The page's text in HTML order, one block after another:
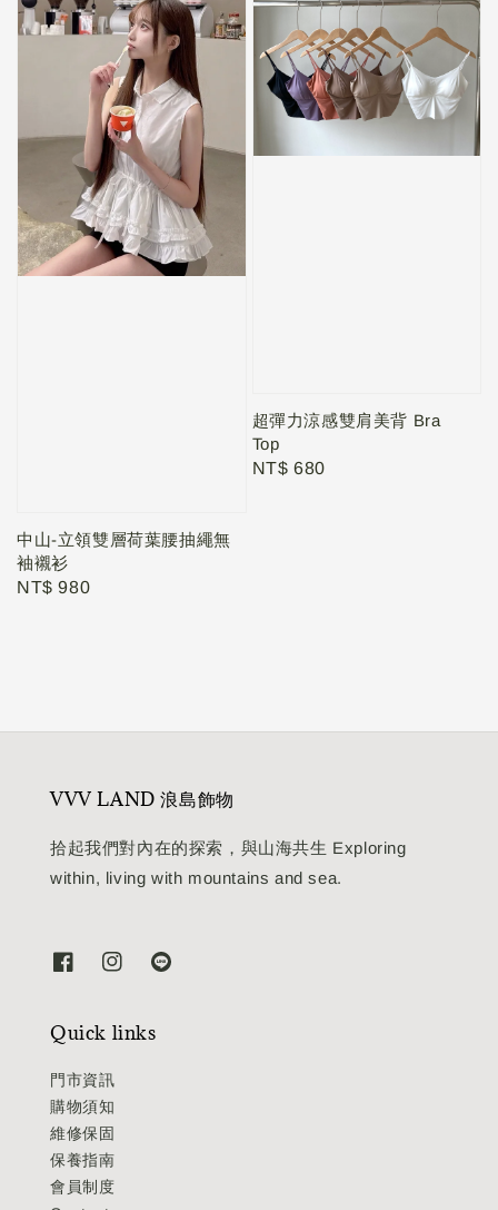
中山-立領雙層荷葉腰抽繩無
袖襯衫
Regular
NT$ 980
超彈力涼感雙肩美背 Bra
Top
Regular
NT$ 680
VVV LAND 浪島飾物
拾起我們對內在的探索，與山海共生 Exploring
within, living with mountains and sea.
Quick links
門市資訊
購物須知
維修保固
保養指南
會員制度